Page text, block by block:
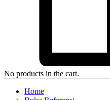
No products in the cart.
Home